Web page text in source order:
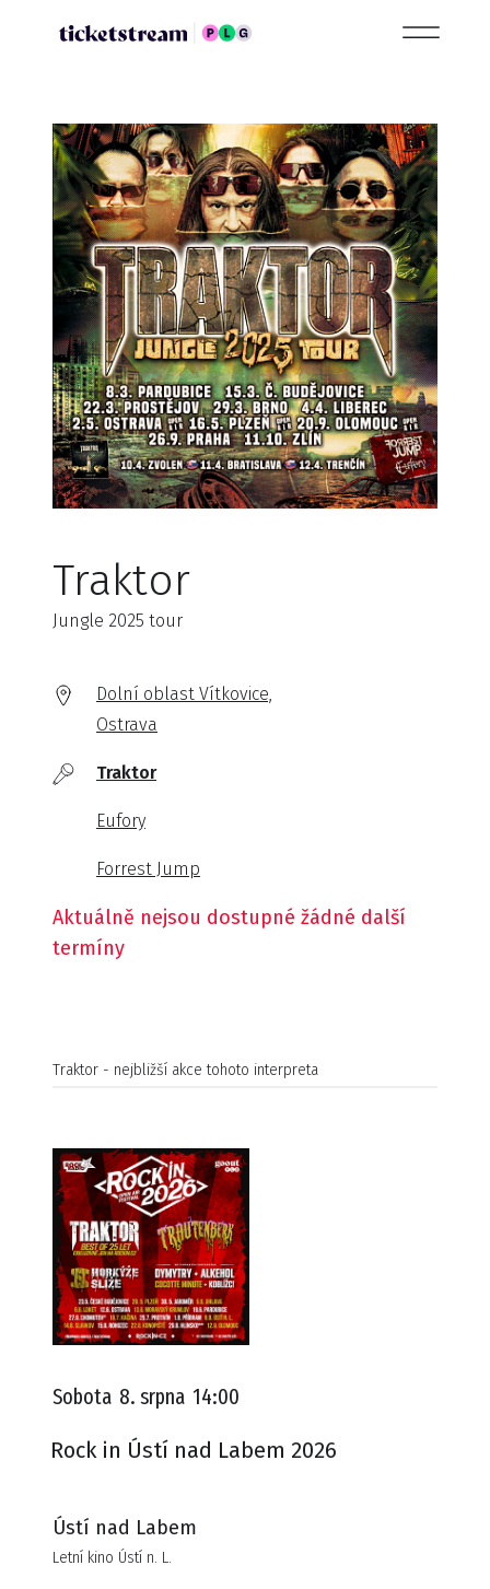
Traktor
Jungle 2025 tour
Dolní oblast Vítkovice,
Ostrava
Traktor
Eufory
Forrest Jump
Aktuálně nejsou dostupné žádné další
termíny
Traktor - nejbližší akce tohoto interpreta
Sobota 8. srpna 14:00
Rock in Ústí nad Labem 2026
Ústí nad Labem
Letní kino Ústí n. L.